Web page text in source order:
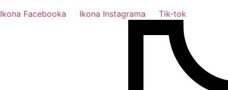
Ikona Facebooka
Ikona Instagrama Tik-tok